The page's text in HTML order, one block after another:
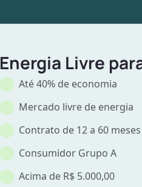
Energia Livre
Até 40% de economia
Mercado livre de energia
Contrato de 12 a 60 meses
Consumidor Grupo A
Acima de R$ 5.000,00